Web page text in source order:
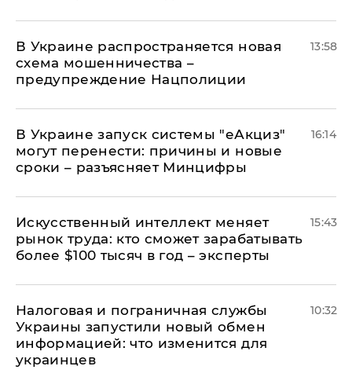
В Украине распространяется новая
схема мошенничества –
предупреждение Нацполиции
13:58
В Украине запуск системы "еАкциз"
могут перенести: причины и новые
сроки – разъясняет Минцифры
16:14
Искусственный интеллект меняет
рынок труда: кто сможет зарабатывать
более $100 тысяч в год – эксперты
15:43
Налоговая и пограничная службы
Украины запустили новый обмен
информацией: что изменится для
украинцев
10:32